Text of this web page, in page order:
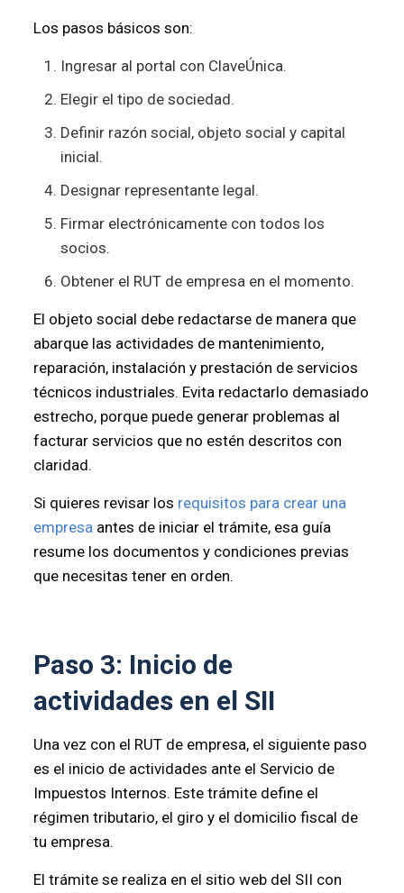
Los pasos básicos son:
Ingresar al portal con ClaveÚnica.
Elegir el tipo de sociedad.
Definir razón social, objeto social y capital
inicial.
Designar representante legal.
Firmar electrónicamente con todos los
socios.
Obtener el RUT de empresa en el momento.
El objeto social debe redactarse de manera que
abarque las actividades de mantenimiento,
reparación, instalación y prestación de servicios
técnicos industriales. Evita redactarlo demasiado
estrecho, porque puede generar problemas al
facturar servicios que no estén descritos con
claridad.
Si quieres revisar los requisitos para crear una
empresa antes de iniciar el trámite, esa guía
resume los documentos y condiciones previas
que necesitas tener en orden.
Paso 3: Inicio de
actividades en el SII
Una vez con el RUT de empresa, el siguiente paso
es el inicio de actividades ante el Servicio de
Impuestos Internos. Este trámite define el
régimen tributario, el giro y el domicilio fiscal de
tu empresa.
El trámite se realiza en el sitio web del SII con